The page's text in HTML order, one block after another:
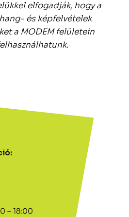
– 18:00
elfogadják, hogy a
és képfelvételek
a MODEM felületein